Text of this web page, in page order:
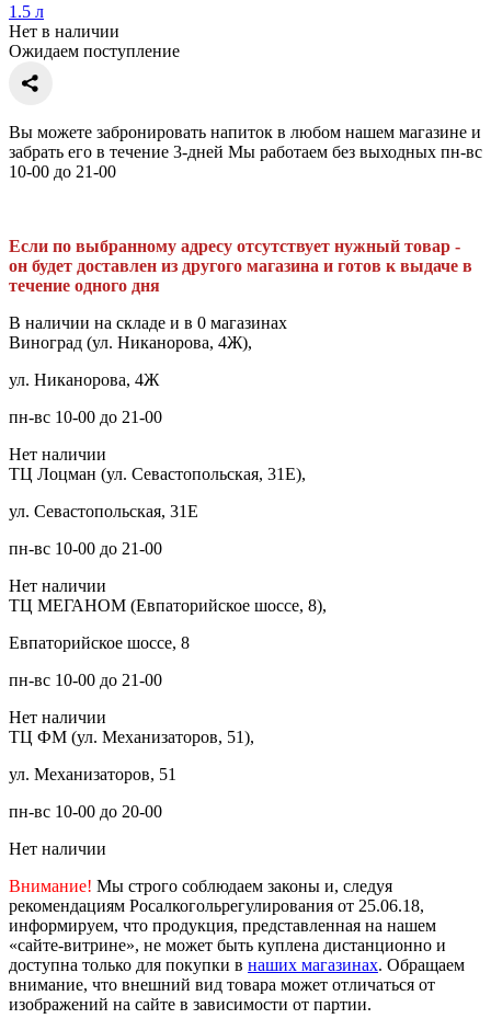
1.5 л
Нет в наличии
Ожидаем поступление
Вы можете забронировать напиток в любом нашем магазине и
забрать его в течение 3-дней Мы работаем без выходных пн-вс
10-00 до 21-00
Если по выбранному адресу отсутствует нужный товар -
он будет доставлен из другого магазина и готов к выдаче в
течение одного дня
В наличии на складе и в 0 магазинах
Виноград (ул. Никанорова, 4Ж),
ул. Никанорова, 4Ж
пн-вс 10-00 до 21-00
Нет наличии
ТЦ Лоцман (ул. Севастопольская, 31Е),
ул. Севастопольская, 31Е
пн-вс 10-00 до 21-00
Нет наличии
ТЦ МЕГАНОМ (Евпаторийское шоссе, 8),
Евпаторийское шоссе, 8
пн-вс 10-00 до 21-00
Нет наличии
ТЦ ФМ (ул. Механизаторов, 51),
ул. Механизаторов, 51
пн-вс 10-00 до 20-00
Нет наличии
Внимание! Мы строго соблюдаем законы и, следуя
рекомендациям Росалкогольрегулирования от 25.06.18,
информируем, что продукция, представленная на нашем
«сайте-витрине», не может быть куплена дистанционно и
доступна только для покупки в наших магазинах. Обращаем
внимание, что внешний вид товара может отличаться от
изображений на сайте в зависимости от партии.